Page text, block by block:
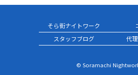
そら街ナイトワーク
スタッフブログ
代
© Soramachi